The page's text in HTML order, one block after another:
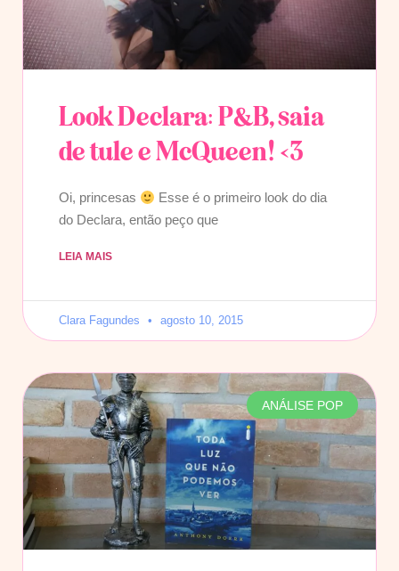
Look Declara: P&B, saia
de tule e McQueen! <3
Oi, princesas
Esse é o primeiro look do dia
do Declara, então peço que
LEIA MAIS
Clara Fagundes agosto 10, 2015
ANÁLISE POP